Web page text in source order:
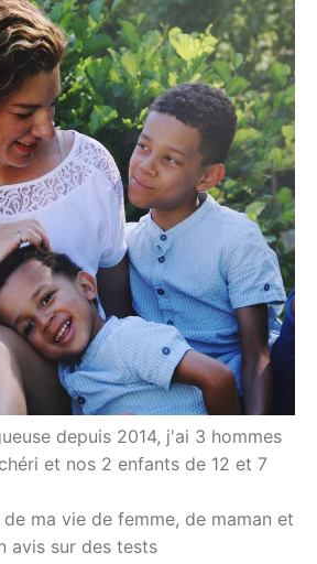
depuis 2014, j'ai 3 hommes
et nos 2 enfants de 12 et 7
ma vie de femme, de maman et
avis sur des tests